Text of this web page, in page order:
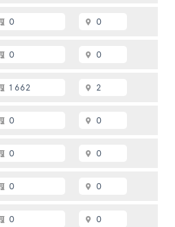
0 0
0 0
1 662 2
0 0
0 0
0 0
0 0